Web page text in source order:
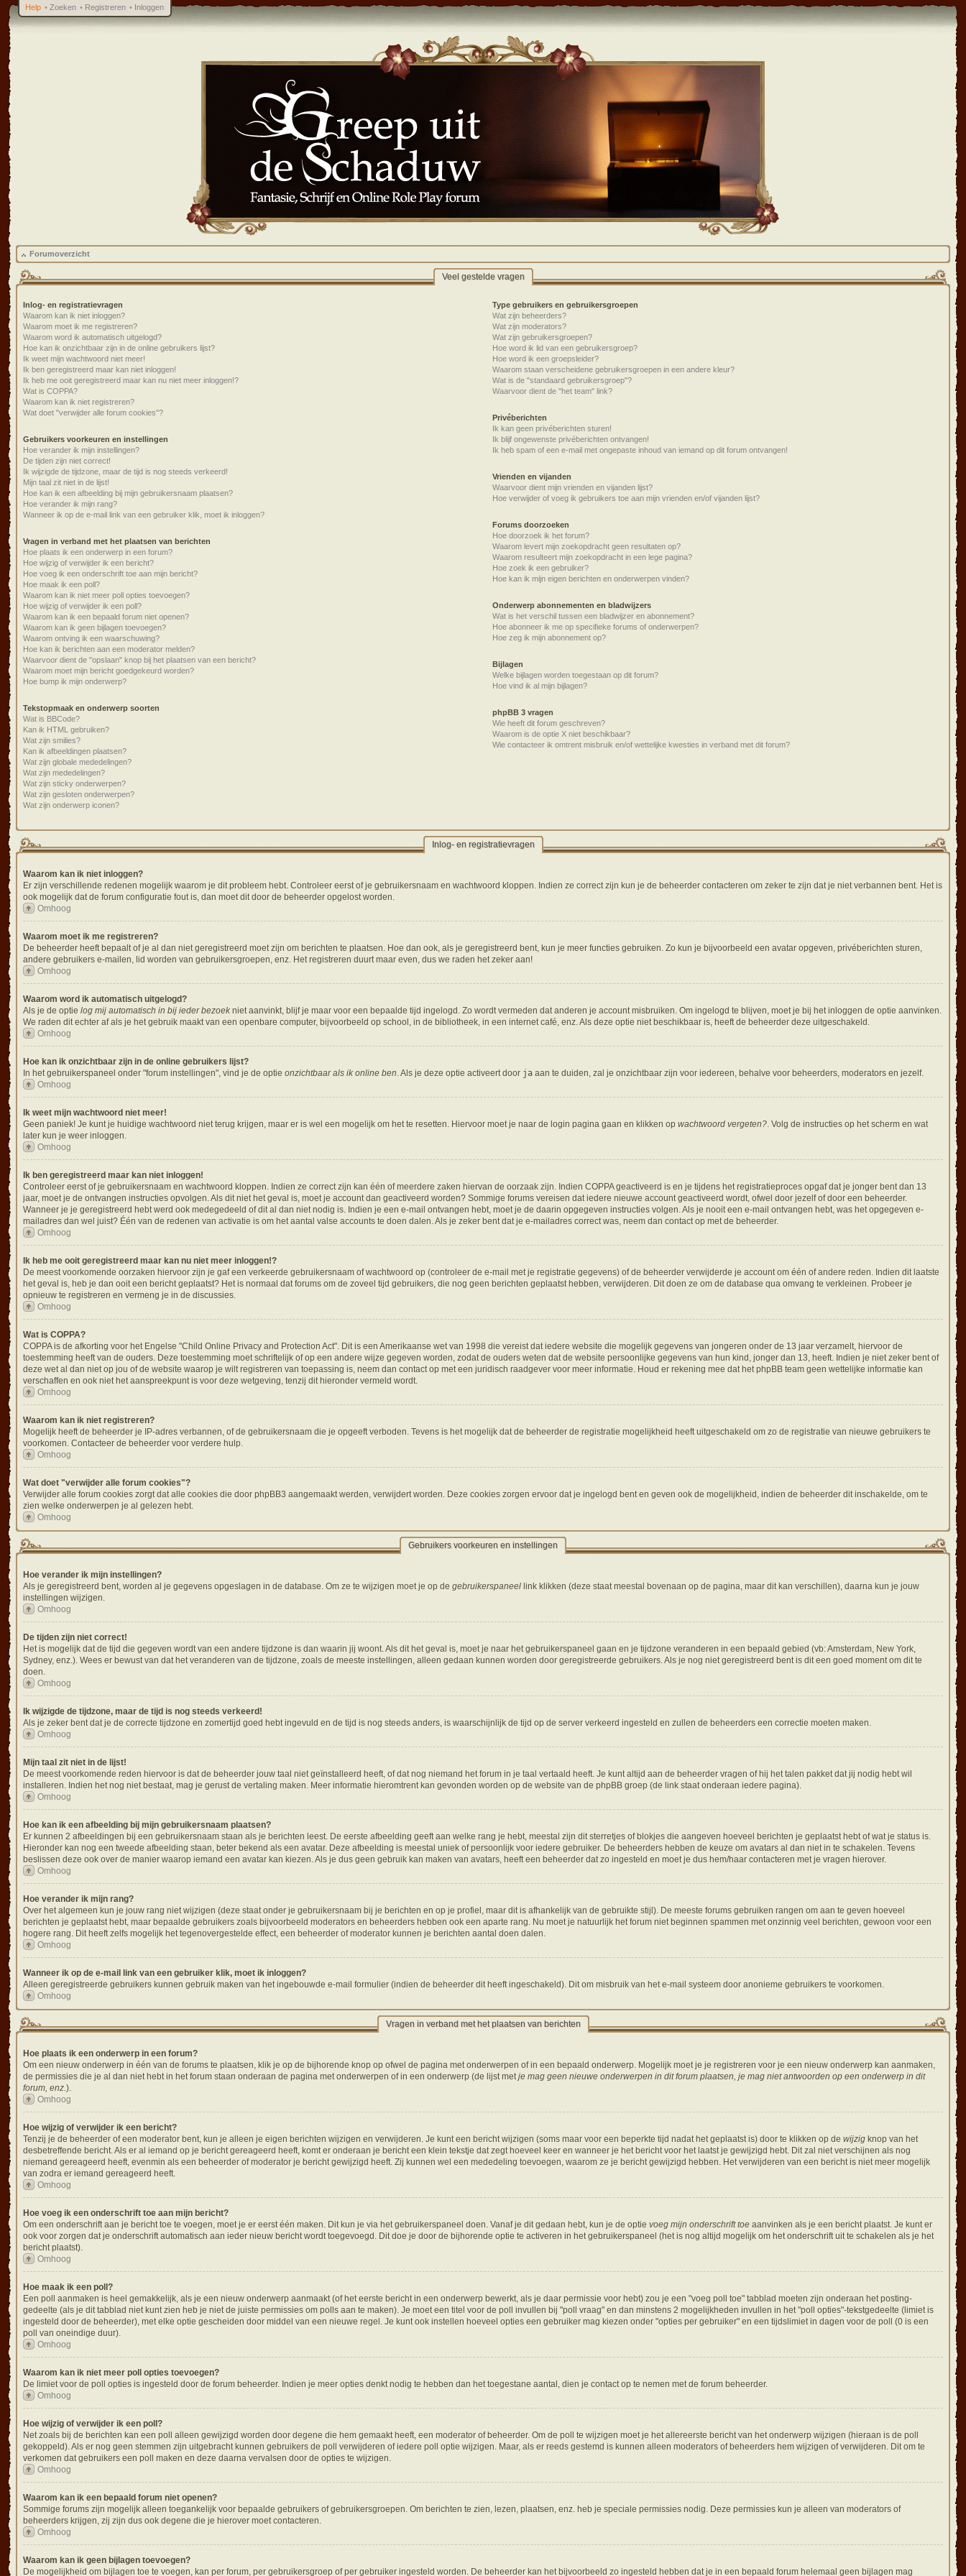
Help • Zoeken • Registreren • Inloggen
Forumoverzicht
Veel gestelde vragen
Inlog- en registratievragen
Waarom kan ik niet inloggen?
Waarom moet ik me registreren?
Waarom word ik automatisch uitgelogd?
Hoe kan ik onzichtbaar zijn in de online gebruikers lijst?
Ik weet mijn wachtwoord niet meer!
Ik ben geregistreerd maar kan niet inloggen!
Ik heb me ooit geregistreerd maar kan nu niet meer inloggen!?
Wat is COPPA?
Waarom kan ik niet registreren?
Wat doet "verwijder alle forum cookies"?
Gebruikers voorkeuren en instellingen
Hoe verander ik mijn instellingen?
De tijden zijn niet correct!
Ik wijzigde de tijdzone, maar de tijd is nog steeds verkeerd!
Mijn taal zit niet in de lijst!
Hoe kan ik een afbeelding bij mijn gebruikersnaam plaatsen?
Hoe verander ik mijn rang?
Wanneer ik op de e-mail link van een gebruiker klik, moet ik inloggen?
Vragen in verband met het plaatsen van berichten
Hoe plaats ik een onderwerp in een forum?
Hoe wijzig of verwijder ik een bericht?
Hoe voeg ik een onderschrift toe aan mijn bericht?
Hoe maak ik een poll?
Waarom kan ik niet meer poll opties toevoegen?
Hoe wijzig of verwijder ik een poll?
Waarom kan ik een bepaald forum niet openen?
Waarom kan ik geen bijlagen toevoegen?
Waarom ontving ik een waarschuwing?
Hoe kan ik berichten aan een moderator melden?
Waarvoor dient de "opslaan" knop bij het plaatsen van een bericht?
Waarom moet mijn bericht goedgekeurd worden?
Hoe bump ik mijn onderwerp?
Tekstopmaak en onderwerp soorten
Wat is BBCode?
Kan ik HTML gebruiken?
Wat zijn smilies?
Kan ik afbeeldingen plaatsen?
Wat zijn globale mededelingen?
Wat zijn mededelingen?
Wat zijn sticky onderwerpen?
Wat zijn gesloten onderwerpen?
Wat zijn onderwerp iconen?
Type gebruikers en gebruikersgroepen
Wat zijn beheerders?
Wat zijn moderators?
Wat zijn gebruikersgroepen?
Hoe word ik lid van een gebruikersgroep?
Hoe word ik een groepsleider?
Waarom staan verscheidene gebruikersgroepen in een andere kleur?
Wat is de "standaard gebruikersgroep"?
Waarvoor dient de "het team" link?
Privéberichten
Ik kan geen privéberichten sturen!
Ik blijf ongewenste privéberichten ontvangen!
Ik heb spam of een e-mail met ongepaste inhoud van iemand op dit forum ontvangen!
Vrienden en vijanden
Waarvoor dient mijn vrienden en vijanden lijst?
Hoe verwijder of voeg ik gebruikers toe aan mijn vrienden en/of vijanden lijst?
Forums doorzoeken
Hoe doorzoek ik het forum?
Waarom levert mijn zoekopdracht geen resultaten op?
Waarom resulteert mijn zoekopdracht in een lege pagina?
Hoe zoek ik een gebruiker?
Hoe kan ik mijn eigen berichten en onderwerpen vinden?
Onderwerp abonnementen en bladwijzers
Wat is het verschil tussen een bladwijzer en abonnement?
Hoe abonneer ik me op specifieke forums of onderwerpen?
Hoe zeg ik mijn abonnement op?
Bijlagen
Welke bijlagen worden toegestaan op dit forum?
Hoe vind ik al mijn bijlagen?
phpBB 3 vragen
Wie heeft dit forum geschreven?
Waarom is de optie X niet beschikbaar?
Wie contacteer ik omtrent misbruik en/of wettelijke kwesties in verband met dit forum?
Inlog- en registratievragen
Waarom kan ik niet inloggen?
Er zijn verschillende redenen mogelijk waarom je dit probleem hebt. Controleer eerst of je gebruikersnaam en wachtwoord kloppen. Indien ze correct zijn kun je de beheerder contacteren om zeker te zijn dat je niet verbannen bent. Het is
ook mogelijk dat de forum configuratie fout is, dan moet dit door de beheerder opgelost worden.
Omhoog
Waarom moet ik me registreren?
De beheerder heeft bepaalt of je al dan niet geregistreerd moet zijn om berichten te plaatsen. Hoe dan ook, als je geregistreerd bent, kun je meer functies gebruiken. Zo kun je bijvoorbeeld een avatar opgeven, privéberichten sturen,
andere gebruikers e-mailen, lid worden van gebruikersgroepen, enz. Het registreren duurt maar even, dus we raden het zeker aan!
Omhoog
Waarom word ik automatisch uitgelogd?
Als je de optie log mij automatisch in bij ieder bezoek niet aanvinkt, blijf je maar voor een bepaalde tijd ingelogd. Zo wordt vermeden dat anderen je account misbruiken. Om ingelogd te blijven, moet je bij het inloggen de optie aanvinken.
We raden dit echter af als je het gebruik maakt van een openbare computer, bijvoorbeeld op school, in de bibliotheek, in een internet café, enz. Als deze optie niet beschikbaar is, heeft de beheerder deze uitgeschakeld.
Omhoog
Hoe kan ik onzichtbaar zijn in de online gebruikers lijst?
In het gebruikerspaneel onder "forum instellingen", vind je de optie onzichtbaar als ik online ben. Als je deze optie activeert door ja aan te duiden, zal je onzichtbaar zijn voor iedereen, behalve voor beheerders, moderators en jezelf.
Omhoog
Ik weet mijn wachtwoord niet meer!
Geen paniek! Je kunt je huidige wachtwoord niet terug krijgen, maar er is wel een mogelijk om het te resetten. Hiervoor moet je naar de login pagina gaan en klikken op wachtwoord vergeten?. Volg de instructies op het scherm en wat
later kun je weer inloggen.
Omhoog
Ik ben geregistreerd maar kan niet inloggen!
Controleer eerst of je gebruikersnaam en wachtwoord kloppen. Indien ze correct zijn kan één of meerdere zaken hiervan de oorzaak zijn. Indien COPPA geactiveerd is en je tijdens het registratieproces opgaf dat je jonger bent dan 13
jaar, moet je de ontvangen instructies opvolgen. Als dit niet het geval is, moet je account dan geactiveerd worden? Sommige forums vereisen dat iedere nieuwe account geactiveerd wordt, ofwel door jezelf of door een beheerder.
Wanneer je je geregistreerd hebt werd ook medegedeeld of dit al dan niet nodig is. Indien je een e-mail ontvangen hebt, moet je de daarin opgegeven instructies volgen. Als je nooit een e-mail ontvangen hebt, was het opgegeven e-
mailadres dan wel juist? Één van de redenen van activatie is om het aantal valse accounts te doen dalen. Als je zeker bent dat je e-mailadres correct was, neem dan contact op met de beheerder.
Omhoog
Ik heb me ooit geregistreerd maar kan nu niet meer inloggen!?
De meest voorkomende oorzaken hiervoor zijn je gaf een verkeerde gebruikersnaam of wachtwoord op (controleer de e-mail met je registratie gegevens) of de beheerder verwijderde je account om één of andere reden. Indien dit laatste
het geval is, heb je dan ooit een bericht geplaatst? Het is normaal dat forums om de zoveel tijd gebruikers, die nog geen berichten geplaatst hebben, verwijderen. Dit doen ze om de database qua omvang te verkleinen. Probeer je
opnieuw te registreren en vermeng je in de discussies.
Omhoog
Wat is COPPA?
COPPA is de afkorting voor het Engelse "Child Online Privacy and Protection Act". Dit is een Amerikaanse wet van 1998 die vereist dat iedere website die mogelijk gegevens van jongeren onder de 13 jaar verzamelt, hiervoor de
toestemming heeft van de ouders. Deze toestemming moet schriftelijk of op een andere wijze gegeven worden, zodat de ouders weten dat de website persoonlijke gegevens van hun kind, jonger dan 13, heeft. Indien je niet zeker bent of
deze wet al dan niet op jou of de website waarop je wilt registreren van toepassing is, neem dan contact op met een juridisch raadgever voor meer informatie. Houd er rekening mee dat het phpBB team geen wettelijke informatie kan
verschaffen en ook niet het aanspreekpunt is voor deze wetgeving, tenzij dit hieronder vermeld wordt.
Omhoog
Waarom kan ik niet registreren?
Mogelijk heeft de beheerder je IP-adres verbannen, of de gebruikersnaam die je opgeeft verboden. Tevens is het mogelijk dat de beheerder de registratie mogelijkheid heeft uitgeschakeld om zo de registratie van nieuwe gebruikers te
voorkomen. Contacteer de beheerder voor verdere hulp.
Omhoog
Wat doet "verwijder alle forum cookies"?
Verwijder alle forum cookies zorgt dat alle cookies die door phpBB3 aangemaakt werden, verwijdert worden. Deze cookies zorgen ervoor dat je ingelogd bent en geven ook de mogelijkheid, indien de beheerder dit inschakelde, om te
zien welke onderwerpen je al gelezen hebt.
Omhoog
Gebruikers voorkeuren en instellingen
Hoe verander ik mijn instellingen?
Als je geregistreerd bent, worden al je gegevens opgeslagen in de database. Om ze te wijzigen moet je op de gebruikerspaneel link klikken (deze staat meestal bovenaan op de pagina, maar dit kan verschillen), daarna kun je jouw
instellingen wijzigen.
Omhoog
De tijden zijn niet correct!
Het is mogelijk dat de tijd die gegeven wordt van een andere tijdzone is dan waarin jij woont. Als dit het geval is, moet je naar het gebruikerspaneel gaan en je tijdzone veranderen in een bepaald gebied (vb: Amsterdam, New York,
Sydney, enz.). Wees er bewust van dat het veranderen van de tijdzone, zoals de meeste instellingen, alleen gedaan kunnen worden door geregistreerde gebruikers. Als je nog niet geregistreerd bent is dit een goed moment om dit te
doen.
Omhoog
Ik wijzigde de tijdzone, maar de tijd is nog steeds verkeerd!
Als je zeker bent dat je de correcte tijdzone en zomertijd goed hebt ingevuld en de tijd is nog steeds anders, is waarschijnlijk de tijd op de server verkeerd ingesteld en zullen de beheerders een correctie moeten maken.
Omhoog
Mijn taal zit niet in de lijst!
De meest voorkomende reden hiervoor is dat de beheerder jouw taal niet geïnstalleerd heeft, of dat nog niemand het forum in je taal vertaald heeft. Je kunt altijd aan de beheerder vragen of hij het talen pakket dat jij nodig hebt wil
installeren. Indien het nog niet bestaat, mag je gerust de vertaling maken. Meer informatie hieromtrent kan gevonden worden op de website van de phpBB groep (de link staat onderaan iedere pagina).
Omhoog
Hoe kan ik een afbeelding bij mijn gebruikersnaam plaatsen?
Er kunnen 2 afbeeldingen bij een gebruikersnaam staan als je berichten leest. De eerste afbeelding geeft aan welke rang je hebt, meestal zijn dit sterretjes of blokjes die aangeven hoeveel berichten je geplaatst hebt of wat je status is.
Hieronder kan nog een tweede afbeelding staan, beter bekend als een avatar. Deze afbeelding is meestal uniek of persoonlijk voor iedere gebruiker. De beheerders hebben de keuze om avatars al dan niet in te schakelen. Tevens
beslissen deze ook over de manier waarop iemand een avatar kan kiezen. Als je dus geen gebruik kan maken van avatars, heeft een beheerder dat zo ingesteld en moet je dus hem/haar contacteren met je vragen hierover.
Omhoog
Hoe verander ik mijn rang?
Over het algemeen kun je jouw rang niet wijzigen (deze staat onder je gebruikersnaam bij je berichten en op je profiel, maar dit is afhankelijk van de gebruikte stijl). De meeste forums gebruiken rangen om aan te geven hoeveel
berichten je geplaatst hebt, maar bepaalde gebruikers zoals bijvoorbeeld moderators en beheerders hebben ook een aparte rang. Nu moet je natuurlijk het forum niet beginnen spammen met onzinnig veel berichten, gewoon voor een
hogere rang. Dit heeft zelfs mogelijk het tegenovergestelde effect, een beheerder of moderator kunnen je berichten aantal doen dalen.
Omhoog
Wanneer ik op de e-mail link van een gebruiker klik, moet ik inloggen?
Alleen geregistreerde gebruikers kunnen gebruik maken van het ingebouwde e-mail formulier (indien de beheerder dit heeft ingeschakeld). Dit om misbruik van het e-mail systeem door anonieme gebruikers te voorkomen.
Omhoog
Vragen in verband met het plaatsen van berichten
Hoe plaats ik een onderwerp in een forum?
Om een nieuw onderwerp in één van de forums te plaatsen, klik je op de bijhorende knop op ofwel de pagina met onderwerpen of in een bepaald onderwerp. Mogelijk moet je je registreren voor je een nieuw onderwerp kan aanmaken,
de permissies die je al dan niet hebt in het forum staan onderaan de pagina met onderwerpen of in een onderwerp (de lijst metje mag geen nieuwe onderwerpen in dit forum plaatsen, je mag niet antwoorden op een onderwerp in dit
forum, enz.).
Omhoog
Hoe wijzig of verwijder ik een bericht?
Tenzij je de beheerder of een moderator bent, kun je alleen je eigen berichten wijzigen en verwijderen. Je kunt een bericht wijzigen (soms maar voor een beperkte tijd nadat het geplaatst is) door te klikken op de wijzig knop van het
desbetreffende bericht. Als er al iemand op je bericht gereageerd heeft, komt er onderaan je bericht een klein tekstje dat zegt hoeveel keer en wanneer je het bericht voor het laatst je gewijzigd hebt. Dit zal niet verschijnen als nog
niemand gereageerd heeft, evenmin als een beheerder of moderator je bericht gewijzigd heeft. Zij kunnen wel een mededeling toevoegen, waarom ze je bericht gewijzigd hebben. Het verwijderen van een bericht is niet meer mogelijk
van zodra er iemand gereageerd heeft.
Omhoog
Hoe voeg ik een onderschrift toe aan mijn bericht?
Om een onderschrift aan je bericht toe te voegen, moet je er eerst één maken. Dit kun je via het gebruikerspaneel doen. Vanaf je dit gedaan hebt, kun je de optie voeg mijn onderschrift toe aanvinken als je een bericht plaatst. Je kunt er
ook voor zorgen dat je onderschrift automatisch aan ieder nieuw bericht wordt toegevoegd. Dit doe je door de bijhorende optie te activeren in het gebruikerspaneel (het is nog altijd mogelijk om het onderschrift uit te schakelen als je het
bericht plaatst).
Omhoog
Hoe maak ik een poll?
Een poll aanmaken is heel gemakkelijk, als je een nieuw onderwerp aanmaakt (of het eerste bericht in een onderwerp bewerkt, als je daar permissie voor hebt) zou je een "voeg poll toe" tabblad moeten zijn onderaan het posting-
gedeelte (als je dit tabblad niet kunt zien heb je niet de juiste permissies om polls aan te maken). Je moet een titel voor de poll invullen bij "poll vraag" en dan minstens 2 mogelijkheden invullen in het "poll opties"-tekstgedeelte (limiet is
ingesteld door de beheerder), met elke optie gescheiden door middel van een nieuwe regel. Je kunt ook instellen hoeveel opties een gebruiker mag kiezen onder "opties per gebruiker" en een tijdslimiet in dagen voor de poll (0 is een
poll van oneindige duur).
Omhoog
Waarom kan ik niet meer poll opties toevoegen?
De limiet voor de poll opties is ingesteld door de forum beheerder. Indien je meer opties denkt nodig te hebben dan het toegestane aantal, dien je contact op te nemen met de forum beheerder.
Omhoog
Hoe wijzig of verwijder ik een poll?
Net zoals bij de berichten kan een poll alleen gewijzigd worden door degene die hem gemaakt heeft, een moderator of beheerder. Om de poll te wijzigen moet je het allereerste bericht van het onderwerp wijzigen (hieraan is de poll
gekoppeld). Als er nog geen stemmen zijn uitgebracht kunnen gebruikers de poll verwijderen of iedere poll optie wijzigen. Maar, als er reeds gestemd is kunnen alleen moderators of beheerders hem wijzigen of verwijderen. Dit om te
verkomen dat gebruikers een poll maken en deze daarna vervalsen door de opties te wijzigen.
Omhoog
Waarom kan ik een bepaald forum niet openen?
Sommige forums zijn mogelijk alleen toegankelijk voor bepaalde gebruikers of gebruikersgroepen. Om berichten te zien, lezen, plaatsen, enz. heb je speciale permissies nodig. Deze permissies kun je alleen van moderators of
beheerders krijgen, zij zijn dus ook degene die je hierover moet contacteren.
Omhoog
Waarom kan ik geen bijlagen toevoegen?
De mogelijkheid om bijlagen toe te voegen, kan per forum, per gebruikersgroep of per gebruiker ingesteld worden. De beheerder kan het bijvoorbeeld zo ingesteld hebben dat je in een bepaald forum helemaal geen bijlagen mag